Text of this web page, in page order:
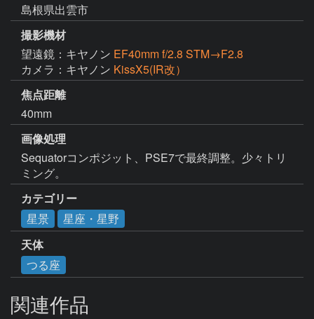
島根県出雲市
撮影機材
望遠鏡：キヤノン EF40mm f/2.8 STM→F2.8
カメラ：キヤノン KissX5(IR改）
焦点距離
40mm
画像処理
Sequatorコンポジット、PSE7で最終調整。少々トリ
ミング。
カテゴリー
星景
星座・星野
天体
つる座
関連作品